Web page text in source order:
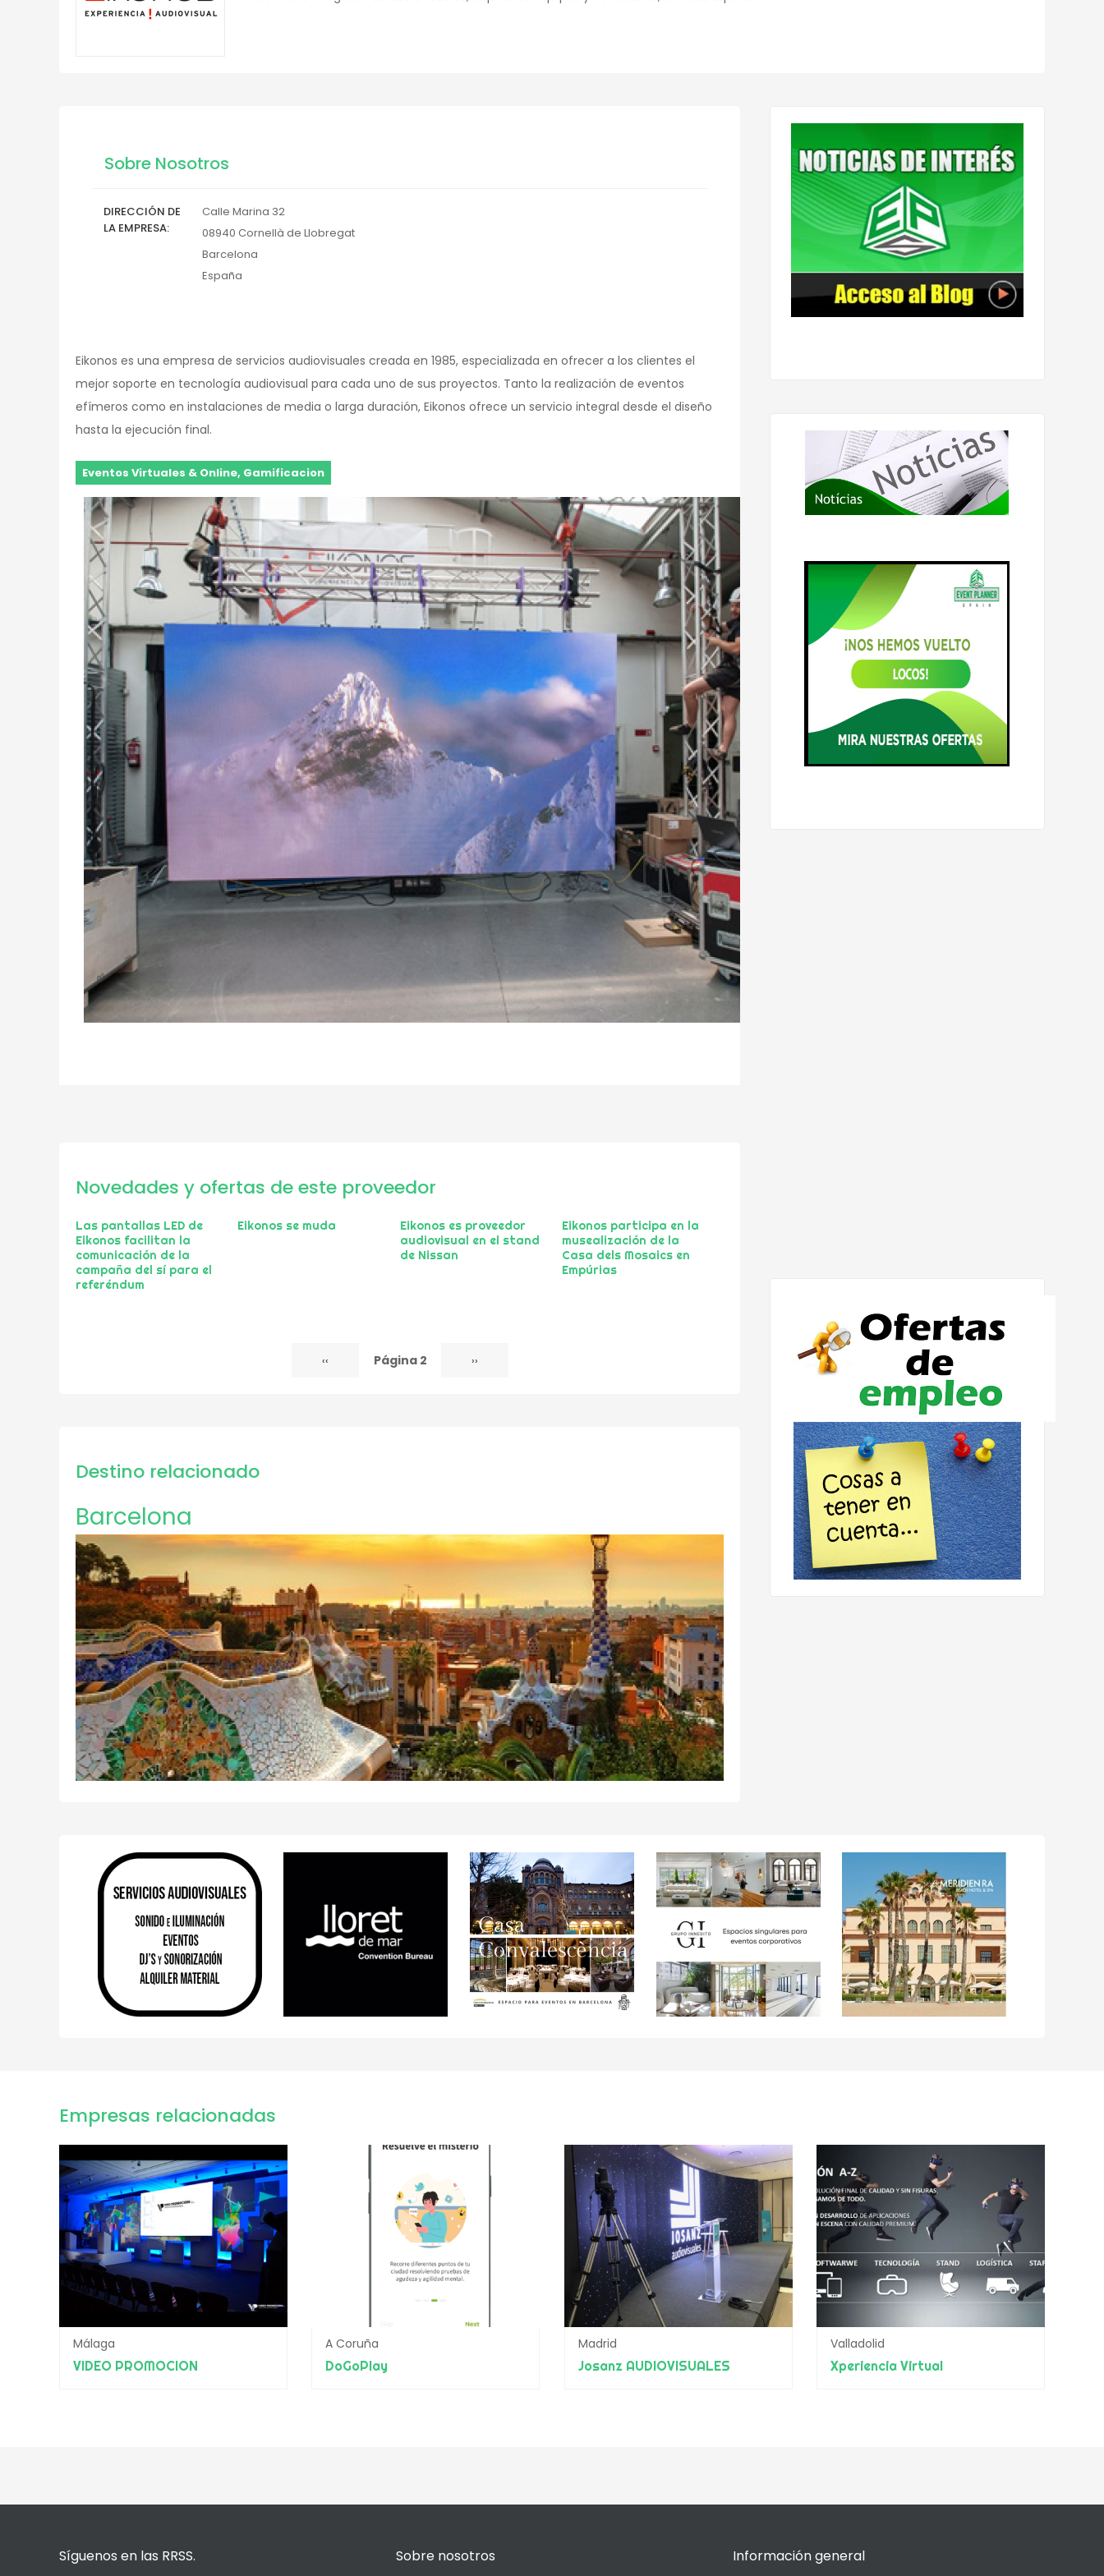
Sobre Nosotros
DIRECCIÓN DE
LA EMPRESA
Calle Marina 32
08940 Cornellà de Llobregat
Barcelona
España
Eikonos es una empresa de servicios audiovisuales creada en 1985, especializada en ofrecer a los clientes el
mejor soporte en tecnología audiovisual para cada uno de sus proyectos. Tanto la realización de eventos
efímeros como en instalaciones de media o larga duración, Eikonos ofrece un servicio integral desde el diseño
hasta la ejecución final.
Eventos Virtuales & Online, Gamificacion
Novedades y ofertas de este proveedor
Las pantallas LED de
Eikonos facilitan la
comunicación de la
campaña del sí para el
referéndum
Eikonos se muda
Eikonos es proveedor
audiovisual en el stand
de Nissan
Eikonos participa en la
musealización de la
Casa dels Mosaics en
Empúrias
Página
‹‹ Página 2 Siguiente
››
Destino relacionado
Barcelona
Empresas relacionadas
Málaga
VIDEO PROMOCION
A Coruña
DoGoPlay
Madrid
Josanz AUDIOVISUALES
Valladolid
Xperiencia Virtual
Síguenos en las RRSS. Sobre nosotros Información general